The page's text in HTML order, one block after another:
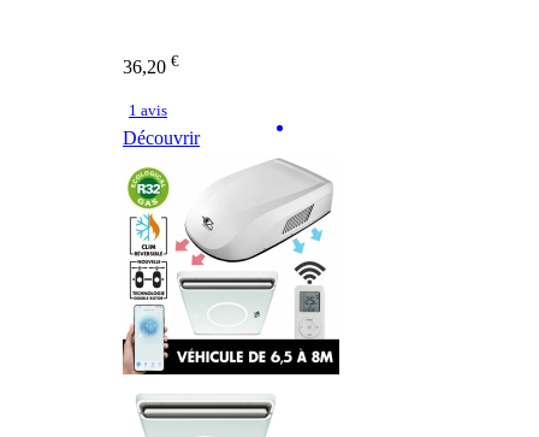
36,20 €
1 avis
Découvrir